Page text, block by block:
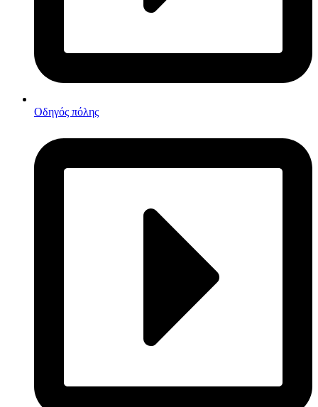
Οδηγός πόλης